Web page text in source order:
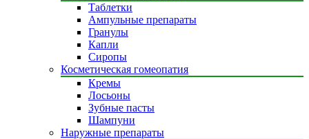
Таблетки
Ампульные препараты
Гранулы
Капли
Сиропы
Косметическая гомеопатия
Кремы
Лосьоны
Зубные пасты
Шампуни
Наружные препараты